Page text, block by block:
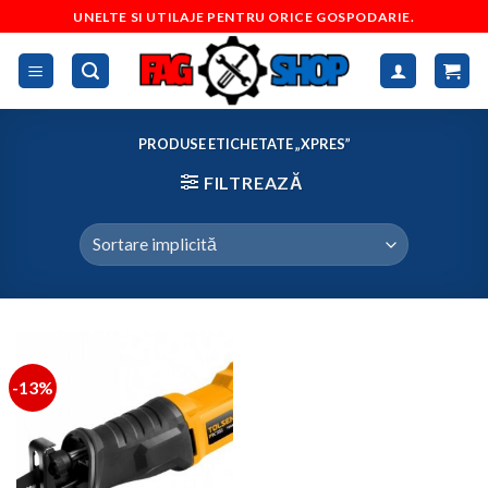
to
content
UNELTE SI UTILAJE PENTRU ORICE GOSPODARIE.
PRODUSE ETICHETATE „XPRES”
FILTREAZĂ
-13%